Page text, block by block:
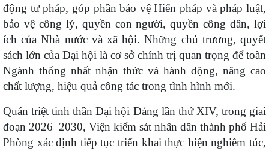
động tư pháp, góp phần bảo vệ Hiến pháp và pháp luật,
bảo vệ công lý, quyền con người, quyền công dân, lợi
ích của Nhà nước và xã hội. Những chủ trương, quyết
sách lớn của Đại hội là cơ sở chính trị quan trọng để toàn
Ngành thống nhất nhận thức và hành động, nâng cao
chất lượng, hiệu quả công tác trong tình hình mới.
Quán triệt tinh thần Đại hội Đảng lần thứ XIV, trong giai
đoạn 2026–2030, Viện kiểm sát nhân dân thành phố Hải
Phòng xác định tiếp tục triển khai thực hiện nghiêm túc,